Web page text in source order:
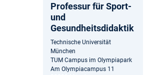
Professur für Sport-
und
Gesundheitsdidaktik
Technische Universität
München
TUM Campus im Olympiapark
Am Olympiacampus 11